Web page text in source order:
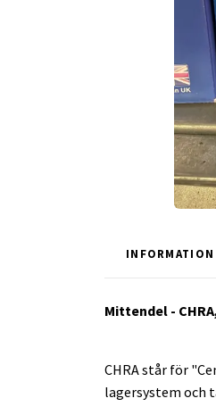
INFORMATION
Mittendel -
CHRA står för
lagersystem och